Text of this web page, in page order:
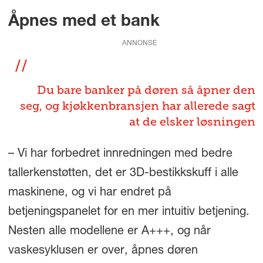
Åpnes med et bank
ANNONSE
Du bare banker på døren så åpner den
seg, og kjøkkenbransjen har allerede sagt
at de elsker løsningen
– Vi har forbedret innredningen med bedre
tallerkenstøtten, det er 3D-bestikkskuff i alle
maskinene, og vi har endret på
betjeningspanelet for en mer intuitiv betjening.
Nesten alle modellene er A+++, og når
vaskesyklusen er over, åpnes døren